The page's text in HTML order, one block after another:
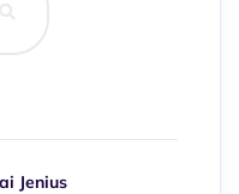
Jenius